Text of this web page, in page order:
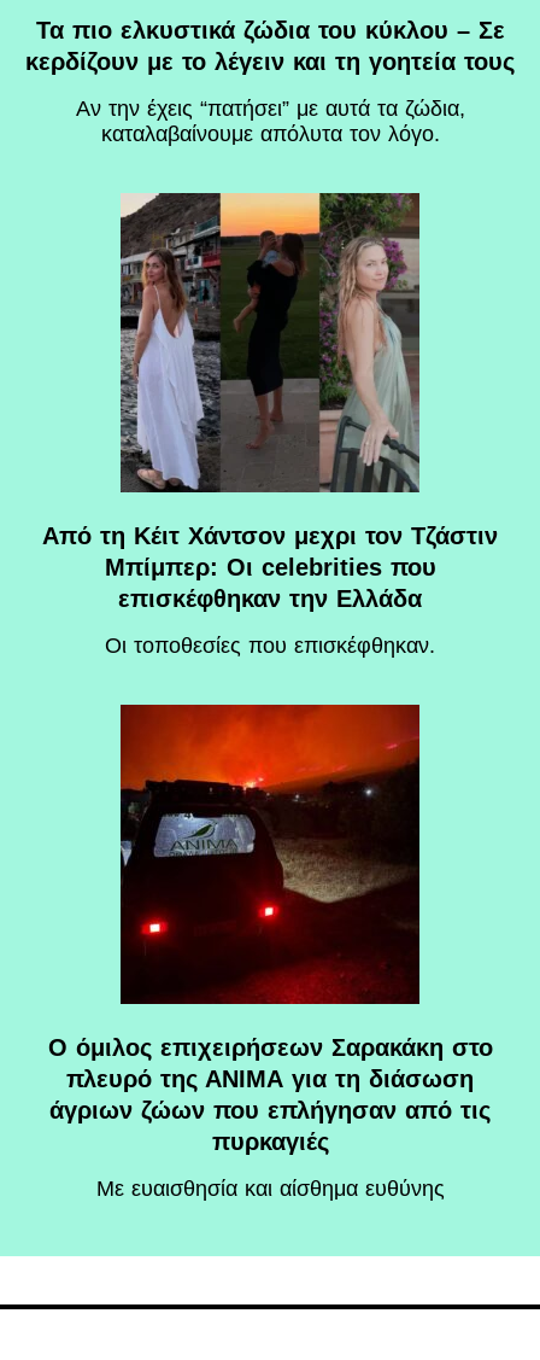
Τα πιο ελκυστικά ζώδια του κύκλου – Σε
κερδίζουν με το λέγειν και τη γοητεία τους
Αν την έχεις “πατήσει” με αυτά τα ζώδια,
καταλαβαίνουμε απόλυτα τον λόγο.
Από τη Κέιτ Χάντσον μεχρι τον Τζάστιν
Μπίμπερ: Οι celebrities που
επισκέφθηκαν την Ελλάδα
Οι τοποθεσίες που επισκέφθηκαν.
O όμιλος επιχειρήσεων Σαρακάκη στο
πλευρό της ΑΝΙΜΑ για τη διάσωση
άγριων ζώων που επλήγησαν από τις
πυρκαγιές
Με ευαισθησία και αίσθημα ευθύνης